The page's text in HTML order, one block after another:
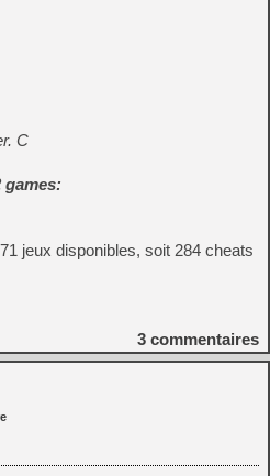
C
games:
jeux disponibles, soit 284 cheats
3 commentaires